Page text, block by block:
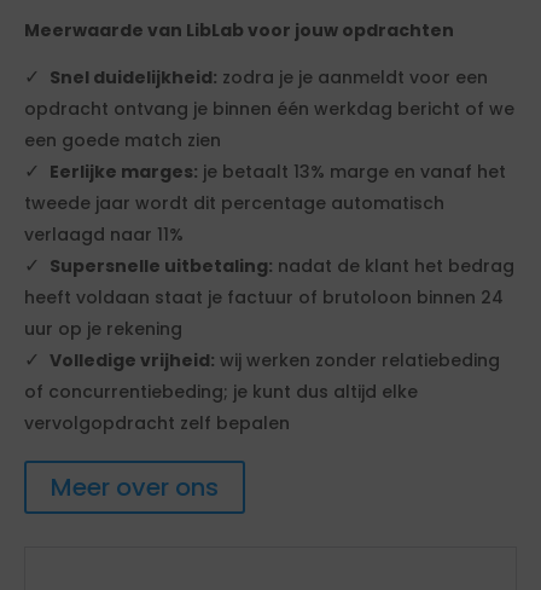
Meerwaarde van LibLab voor jouw opdrachten
Snel duidelijkheid: zodra je je aanmeldt voor een
opdracht ontvang je binnen één werkdag bericht of we
een goede match zien
Eerlijke marges: je betaalt 13% marge en vanaf het
tweede jaar wordt dit percentage automatisch
verlaagd naar 11%
Supersnelle uitbetaling: nadat de klant het bedrag
heeft voldaan staat je factuur of brutoloon binnen 24
uur op je rekening
Volledige vrijheid: wij werken zonder relatiebeding
of concurrentiebeding; je kunt dus altijd elke
vervolgopdracht zelf bepalen
Meer over ons